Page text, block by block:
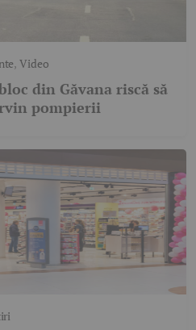
,Video
din Găvana riscă să
pompierii